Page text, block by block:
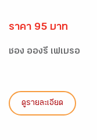
ราคา 95 บาท
ชอง อองรี เฟเบรอ
ดูรายละเอียด